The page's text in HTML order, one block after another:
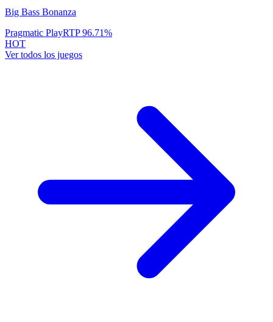
Big Bass Bonanza
Pragmatic PlayRTP96.71%
HOT
Ver todos los juegos